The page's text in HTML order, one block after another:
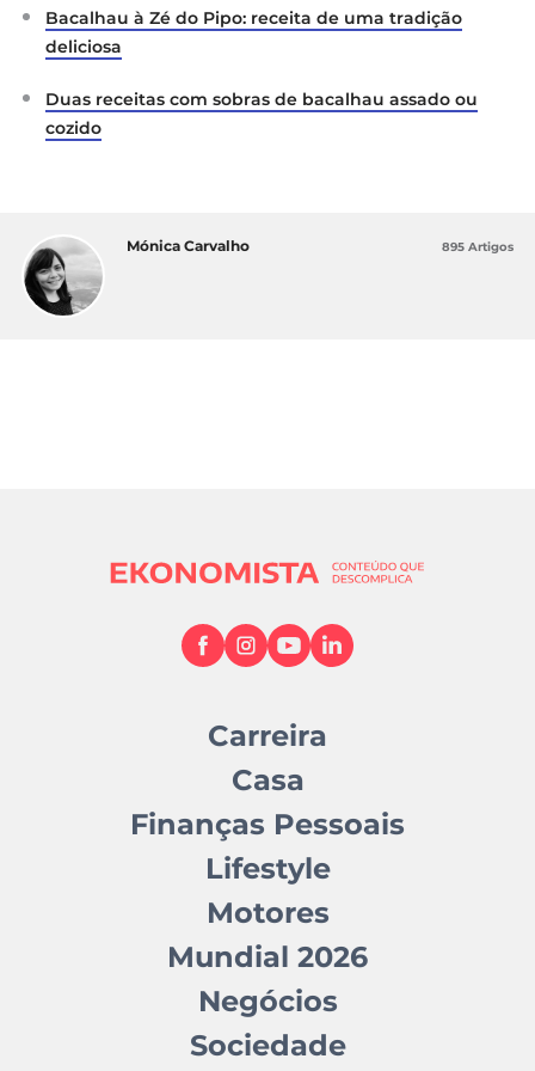
Bacalhau à Zé do Pipo: receita de uma tradição
deliciosa
Duas receitas com sobras de bacalhau assado ou
cozido
Mónica Carvalho 895 Artigos
Carreira
Casa
Finanças Pessoais
Lifestyle
Motores
Mundial 2026
Negócios
Sociedade